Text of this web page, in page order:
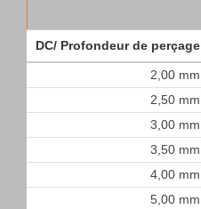
DC/ Profondeur de perçage
2,00 mm
2,50 mm
3,00 mm
3,50 mm
4,00 mm
5,00 mm